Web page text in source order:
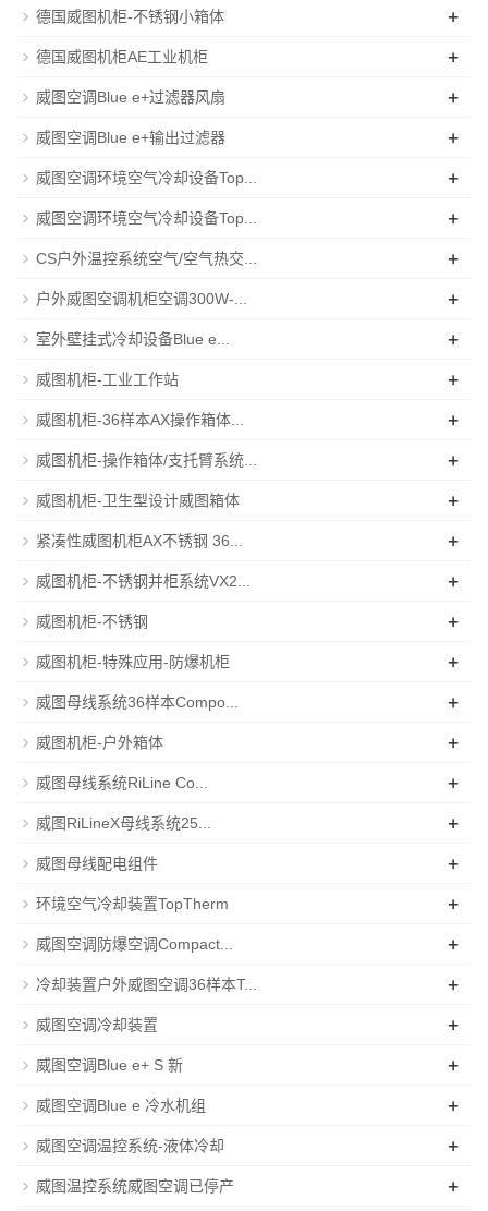
德国威图机柜-不锈钢小箱体 +
德国威图机柜AE工业机柜 +
威图空调Blue e+过滤器风扇 +
威图空调Blue e+输出过滤器 +
威图空调环境空气冷却设备Top... +
威图空调环境空气冷却设备Top... +
CS户外温控系统空气/空气热交... +
户外威图空调机柜空调300W-... +
室外壁挂式冷却设备Blue e... +
威图机柜-工业工作站 +
威图机柜-36样本AX操作箱体... +
威图机柜-操作箱体/支托臂系统... +
威图机柜-卫生型设计威图箱体 +
紧凑性威图机柜AX不锈钢 36... +
威图机柜-不锈钢并柜系统VX2... +
威图机柜-不锈钢 +
威图机柜-特殊应用-防爆机柜 +
威图母线系统36样本Compo... +
威图机柜-户外箱体 +
威图母线系统RiLine Co... +
威图RiLineX母线系统25... +
威图母线配电组件 +
环境空气冷却装置TopTherm +
威图空调防爆空调Compact... +
冷却装置户外威图空调36样本T... +
威图空调冷却装置 +
威图空调Blue e+ S 新 +
威图空调Blue e 冷水机组 +
威图空调温控系统-液体冷却 +
威图温控系统威图空调已停产 +